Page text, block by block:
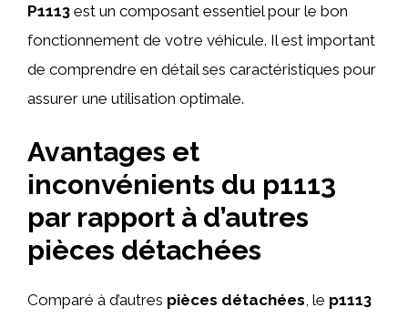
P1113 est un composant essentiel pour le bon
fonctionnement de votre véhicule. Il est important
de comprendre en détail ses caractéristiques pour
assurer une utilisation optimale.
Avantages et
inconvénients du p1113
par rapport à d’autres
pièces détachées
Comparé à d’autres pièces détachées, le p1113